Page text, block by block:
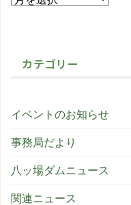
カテゴリー
イベントのお知らせ
事務局だより
八ッ場ダムニュース
関連ニュース